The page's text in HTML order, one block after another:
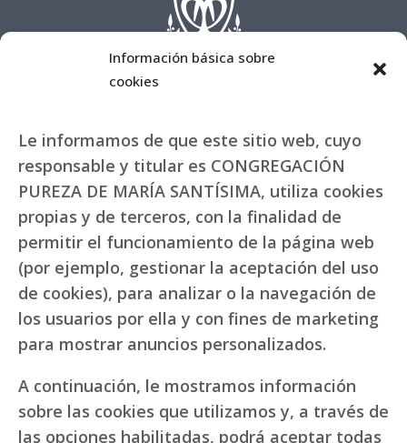
Información básica sobre
cookies
Le informamos de que este sitio web, cuyo
responsable y titular es CONGREGACIÓN
PUREZA DE MARÍA SANTÍSIMA, utiliza cookies
propias y de terceros, con la finalidad de
permitir el funcionamiento de la página web
(por ejemplo, gestionar la aceptación del uso
de cookies), para analizar o la navegación de
los usuarios por ella y con fines de marketing
para mostrar anuncios personalizados.
A continuación, le mostramos información
sobre las cookies que utilizamos y, a través de
las opciones habilitadas, podrá aceptar todas